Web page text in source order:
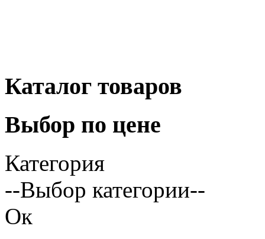
Каталог товаров
Выбор по цене
Категория
--Выбор категории--
Ок